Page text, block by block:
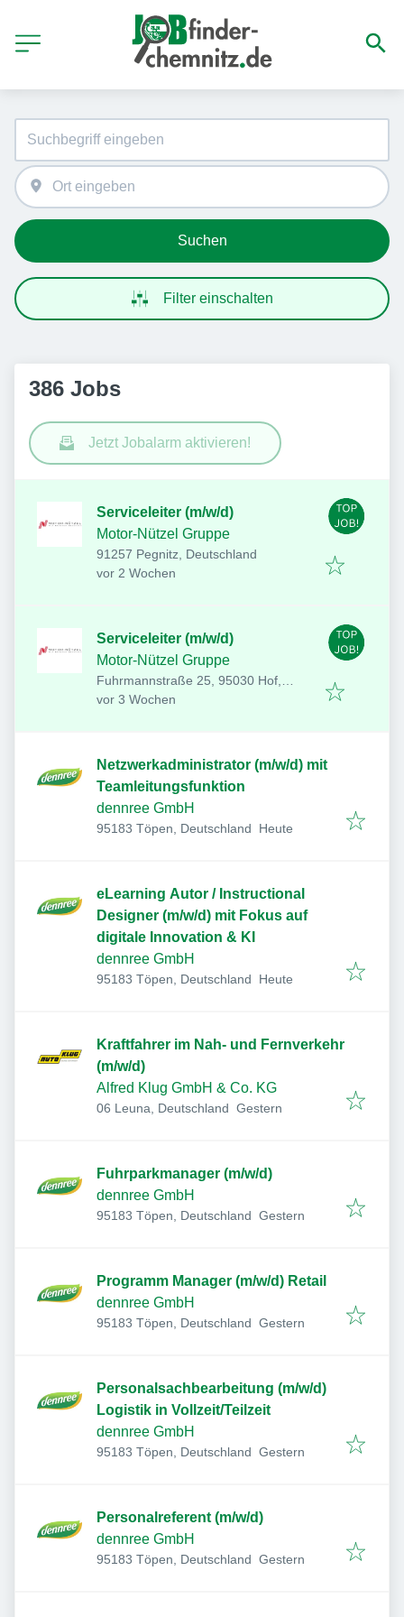
Suchen
Filter einschalten
386 Jobs
Jetzt Jobalarm aktivieren!
Serviceleiter (m/w/d)
Motor-Nützel Gruppe
91257 Pegnitz, Deutschland
Veröffentlicht:
vor 2 Wochen
Serviceleiter (m/w/d)
Motor-Nützel Gruppe
Fuhrmannstraße 25, 95030 Hof,
Deutschland
Veröffentlicht:
vor 3 Wochen
Netzwerkadministrator (m/w/d) mit
Teamleitungsfunktion
dennree GmbH
95183 Töpen, Deutschland Veröffentlicht
Heute
eLearning Autor / Instructional
Designer (m/w/d) mit Fokus auf
digitale Innovation & KI
dennree GmbH
95183 Töpen, Deutschland Veröffentlicht
Heute
Kraftfahrer im Nah- und Fernverkehr
(m/w/d)
Alfred Klug GmbH & Co. KG
06 Leuna, Deutschland Veröffentlicht
Gestern
Fuhrparkmanager (m/w/d)
dennree GmbH
95183 Töpen, Deutschland Veröffentlicht
Gestern
Programm Manager (m/w/d) Retail
dennree GmbH
95183 Töpen, Deutschland Veröffentlicht
Gestern
Personalsachbearbeitung (m/w/d)
Logistik in Vollzeit/Teilzeit
dennree GmbH
95183 Töpen, Deutschland Veröffentlicht
Gestern
Personalreferent (m/w/d)
dennree GmbH
95183 Töpen, Deutschland Veröffentlicht
Gestern